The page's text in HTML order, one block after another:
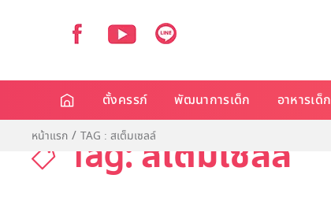
ตั้งครรภ์ พัฒนาการเด็ก อาหารเด็ก
หน้าแรก TAG : สเต็มเซลล์
Tag: สเต็มเซลล์